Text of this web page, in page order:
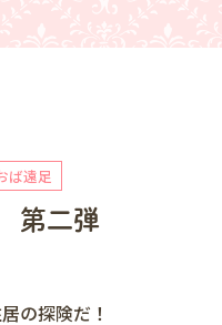
ば遠足
第二弾
の探険だ！